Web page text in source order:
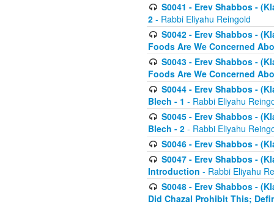
S0041 - Erev Shabbos -
2 - Rabbi Eliyahu Reingold
S0042 - Erev Shabbos -
Foods Are We Concerned
S0043 - Erev Shabbos -
Foods Are We Concerned
S0044 - Erev Shabbos -
Blech - 1 - Rabbi Eliyahu
S0045 - Erev Shabbos -
Blech - 2 - Rabbi Eliyahu
S0046 - Erev Shabbos -
S0047 - Erev Shabbos -
Introduction - Rabbi Eliyahu
S0048 - Erev Shabbos -
Did Chazal Prohibit This;